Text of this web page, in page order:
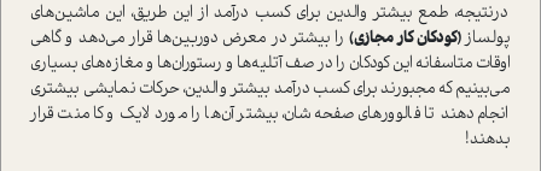
در‌نتیجه، طمع بیشتر والدین برای کسب در‌آمد از این طریق، این ماشین‌های
پولساز(کودکان کار مجازی)را بیشتر در معرض دوربین‌ها قرار می‌دهد و گاهی
اوقات متاسفانه این کودکان را در صف آتلیه‌ها و رستوران‌ها و مغازه‌های بسیاری
می‌بینیم که مجبورند برای کسب در‌آمد بیشتر والدین، حرکات نمایشی بیشتری
انجام دهند تا فالوورهای صفحه‌شان، بیشتر آن‌ها را مورد لایک و کامنت قرار
بدهند!